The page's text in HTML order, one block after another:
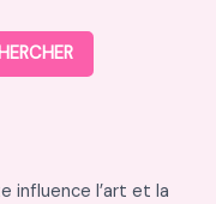
influence l’art et la